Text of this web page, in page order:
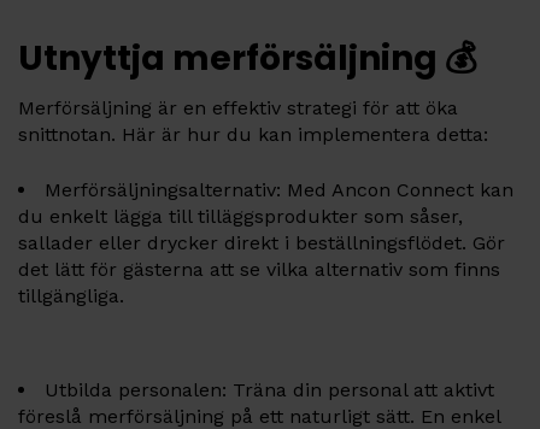
Utnyttja merförsäljning 💰
Merförsäljning är en effektiv strategi för att öka
snittnotan. Här är hur du kan implementera detta:
Merförsäljningsalternativ: Med Ancon Connect kan
du enkelt lägga till tilläggsprodukter som såser,
sallader eller drycker direkt i beställningsflödet. Gör
det lätt för gästerna att se vilka alternativ som finns
tillgängliga.
Utbilda personalen: Träna din personal att aktivt
föreslå merförsäljning på ett naturligt sätt. En enkel